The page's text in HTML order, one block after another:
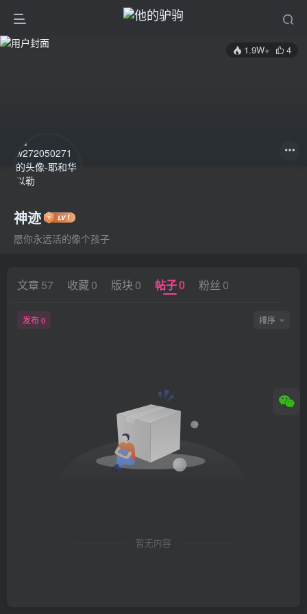
1.9W+ 4
神迹
愿你永远活的像个孩子
文章 57 收藏 0 版块 0 帖子0 粉丝 0
发布 0 排序
暂无内容